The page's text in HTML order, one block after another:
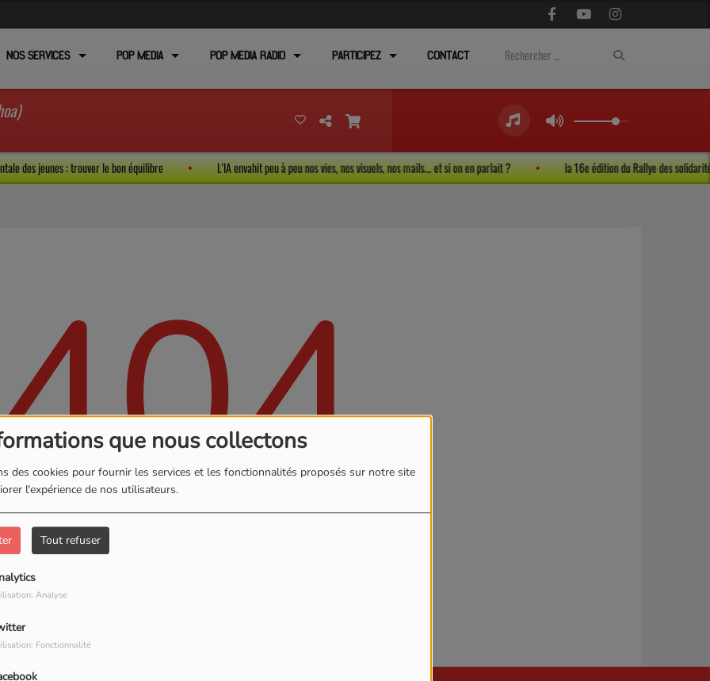
que nous collectons
des cookies pour fournir les services et les fonctionnalités proposés sur notre site
l'expérience de nos utilisateurs.
Tout refuser
Analyse
Fonctionnalité
NOS SERVICES POP MEDIA POP MEDIA RADIO PARTICIPEZ CONTACT
des jeunes : trouver le bon équilibre L'IA envahit peu à peu nos vies, nos visuels, nos mails... et si on en parlait ? la 16e édition du Rallye des
vous avez rencontré une erreur.